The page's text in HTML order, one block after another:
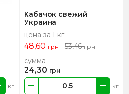
кг
Кабачок свежий
Украина
цена за 1 кг
48,60 грн 53,46грн
кг
сумма
24,30 грн